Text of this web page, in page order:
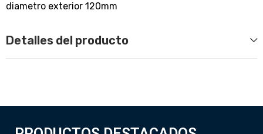
diametro exterior 120mm
Detalles del producto